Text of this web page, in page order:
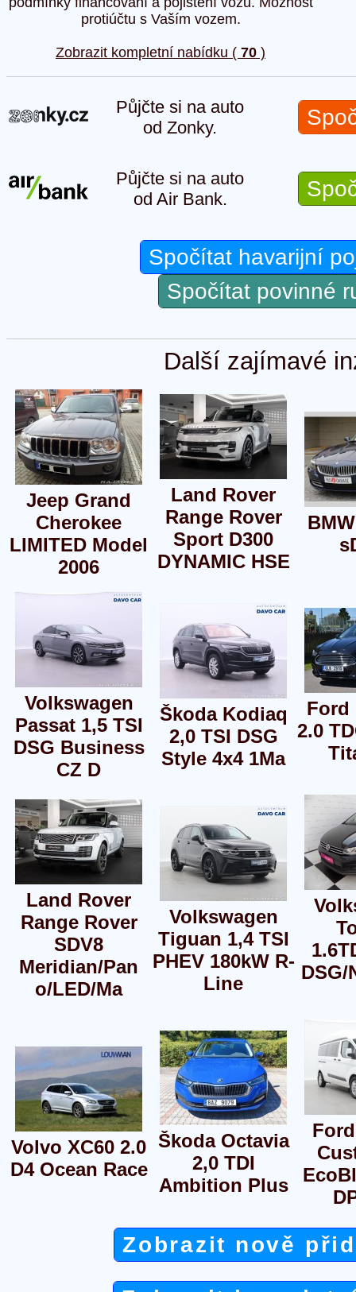
protiúčtu s Vaším vozem.
Zobrazit kompletní nabídku ( 70 )
Půjčte si na auto
od Zonky.
Půjčte si na auto
od Air Bank.
Spočítat havarijní
Spočítat povinné
Další zajímavé
Jeep Grand
Cherokee
LIMITED Model
2006
Land Rover
Range Rover
Sport D300
DYNAMIC HSE
Volkswagen
Passat 1,5 TSI
DSG Business
CZ D
Škoda Kodiaq
2,0 TSI DSG
Style 4x4 1Ma
Ford
2.0
Land Rover
Range Rover
SDV8
Meridian/Pan
o/LED/Ma
Volkswagen
Tiguan 1,4 TSI
PHEV 180kW R-
Line
DSG/
Volvo XC60 2.0
D4 Ocean Race
Škoda Octavia
2,0 TDI
Ambition Plus
Zobrazit nově